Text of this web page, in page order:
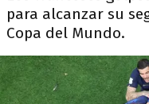
para alcanzar su
Copa del Mundo.